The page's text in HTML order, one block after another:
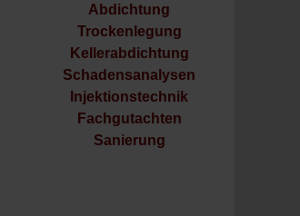
Abdichtung
Trockenlegung
Kellerabdichtung
Schadensanalysen
Injektionstechnik
Fachgutachten
Sanierung